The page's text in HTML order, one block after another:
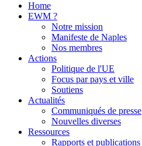
Home
EWM ?
Notre mission
Manifeste de Naples
Nos membres
Actions
Politique de l'UE
Focus par pays et ville
Soutiens
Actualités
Communiqués de presse
Nouvelles diverses
Ressources
Rapports et publications